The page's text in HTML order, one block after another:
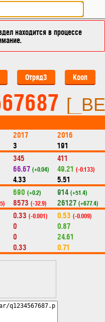
находится в процессе
Отряд3 Кооп
2017 2016
3 191
345 411
66.67 (+0.04) 49.21 (-0.133)
4.33 5.51
690 (+0.2) 914 (+51.4)
8573 (-32.9) 26127 (+677.4)
0.33 (-0.001) 0.53 (-0.009)
0 0.87
0 24.61
0.33 0.71